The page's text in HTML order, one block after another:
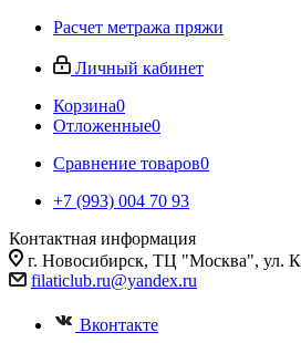
Расчет метража пряжи
Личный кабинет
Корзина0
Отложенные0
Сравнение товаров0
+7 (993) 004 70 93
Контактная информация
г. Новосибирск, ТЦ "Москва", ул.
filaticlub.ru@yandex.ru
Вконтакте